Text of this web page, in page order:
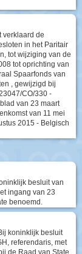
verklaard de
in het Paritair
tot wijziging van de
tot oprichting van
Spaarfonds van
, gewijzigd bij
CO/330 -
van 23 maart
van 11 mei
2015 - Belgisch
besluit van
ingang van 23
benoemd.
koninklijk besluit
referendaris, met